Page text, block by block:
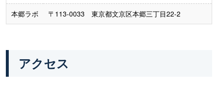
本郷ラボ 〒113-0033 東京都文京区本郷三丁目22-2
アクセス